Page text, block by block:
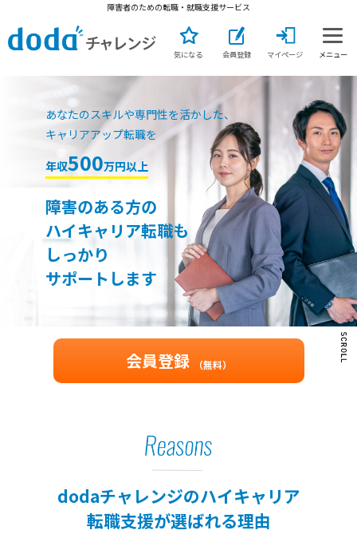
障害者のための転職・就職支援サービス
気になる 会員登録 マイページ メニュー
あなたのスキルや専門性を活かした、
キャリアアップ転職を
年収500万円以上
障害のある方の
ハイキャリア転職も
しっかり
サポートします
会員登録 （無料）
dodaチャレンジのハイキャリア
転職支援が選ばれる理由